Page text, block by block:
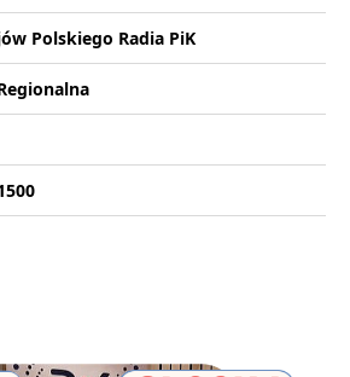
Polskiego Radia PiK